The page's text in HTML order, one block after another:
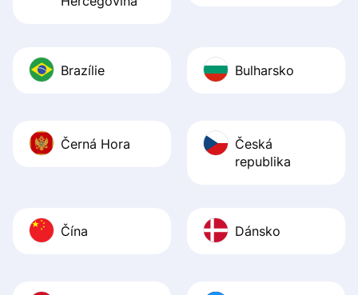
Brazílie Bulharsko
Černá Hora
Česká
republika
Čína Dánsko